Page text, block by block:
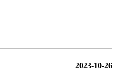
2023-10-26